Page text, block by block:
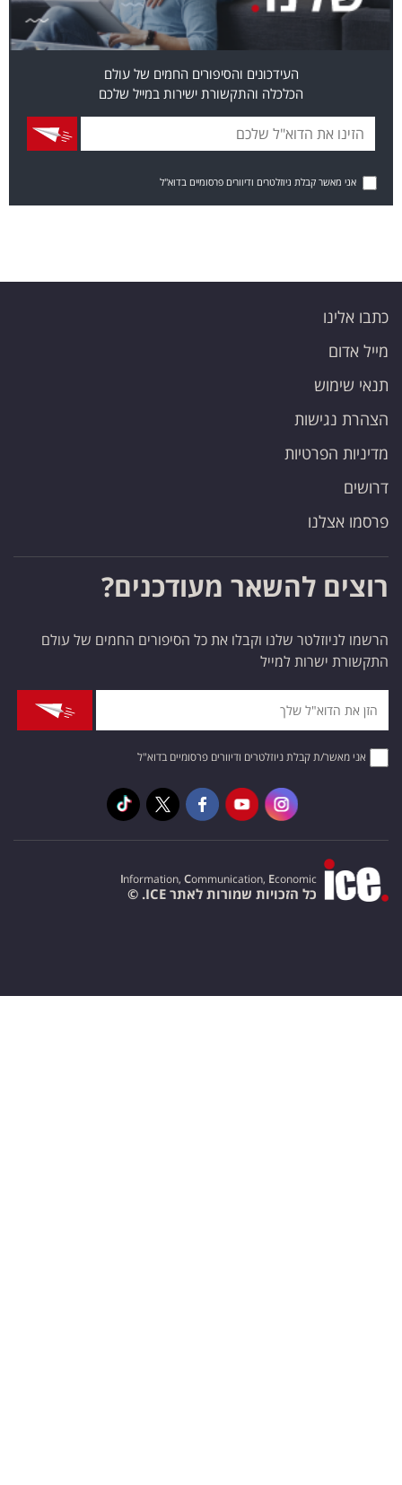
העידכונים והסיפורים החמים של עולם
הכלכלה והתקשורת ישירות במייל שלכם
אני מאשר קבלת ניוזלטרים ודיוורים פרסומיים בדוא"ל
כתבו אלינו
מייל אדום
תנאי שימוש
הצהרת נגישות
מדיניות הפרטיות
דרושים
פרסמו אצלנו
רוצים להשאר מעודכנים?
הרשמו לניוזלטר שלנו וקבלו את כל הסיפורים החמים של עולם
התקשורת ישרות למייל
אני מאשר/ת קבלת ניוזלטרים ודיוורים פרסומיים בדוא"ל
Information, Communication, Economic
כל הזכויות שמורות לאתר ICE. ©